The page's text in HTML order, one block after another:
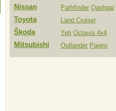
Nissan Pathfinder Qashqai
Toyota Land Cruiser
Škoda Yeti Octavia 4x4
Mitsubishi Outlander Pajero